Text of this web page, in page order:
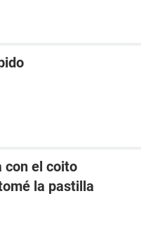
con el coito
la pastilla